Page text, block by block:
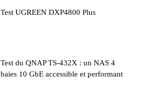
Test UGREEN DXP4800 Plus
Test du QNAP TS-432X : un NAS 4
baies 10 GbE accessible et performant